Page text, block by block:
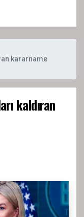
kararname
kaldıran